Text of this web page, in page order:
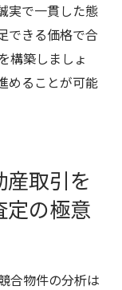
実で一貫した態
できる価格で合
構築しましょ
めることが可能
取引を
定の極意
合物件の分析は